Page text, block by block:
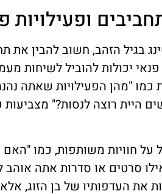
ופעילויות
בגיל הזהב, חשוב להבין את
פנאי יכולות להוביל לשיחות
כמו "מהן הפעילויות שאתה
היית רוצה לנסות?"
על חוויות משותפות, כמו
סרטים או סדרות אתה
העדפותיו של בן הזוג, אלא